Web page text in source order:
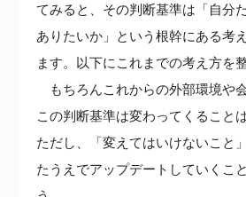
てみると、その判断基準は「自分
ありたいか」という根幹にある考
ます。以下にこれまでの考え方を
もちろんこれからの外部環境や
この判断基準は変わってくること
ただし、「変えてはいけないこと
たうえでアップデートしていくこ